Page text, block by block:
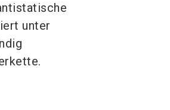
unter